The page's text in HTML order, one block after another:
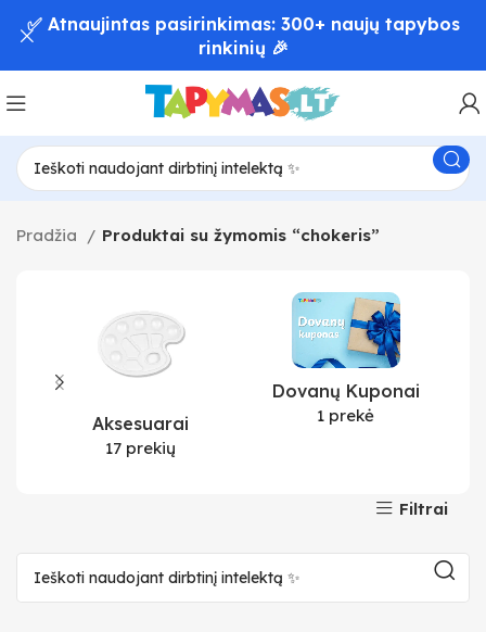
Pradžia Produktai su žymomis “chokeris”
Aksesuarai
17 prekių
Dovanų Kuponai
1 prekė
Filtrai
✅ Atnaujintas pasirinkimas: 300+ naujų tapybos
rinkinių 🎉